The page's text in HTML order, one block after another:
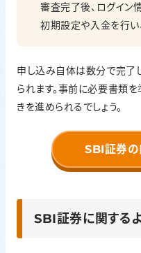
審査完了後、ログイン
初期設定や入金を行い
申し込み自体は数分で完了
られます。事前に必要書類を
きを進められるでしょう。
SBI証券の
SBI証券に関する